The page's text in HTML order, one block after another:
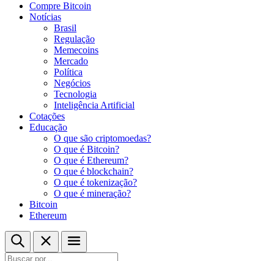
Compre Bitcoin
Notícias
Brasil
Regulação
Memecoins
Mercado
Política
Negócios
Tecnologia
Inteligência Artificial
Cotações
Educação
O que são criptomoedas?
O que é Bitcoin?
O que é Ethereum?
O que é blockchain?
O que é tokenização?
O que é mineração?
Bitcoin
Ethereum